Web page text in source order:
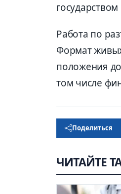
Работа по
Формат
положения
том числе
Поделиться
ЧИТАЙТЕ